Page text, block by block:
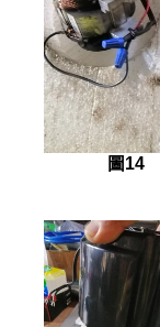
圖14